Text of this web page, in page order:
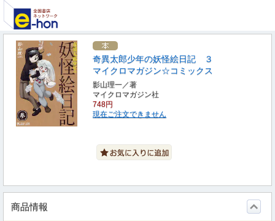
奇異太郎少年の妖怪絵日記 ３
マイクロマガジン☆コミックス
影山理一／著
マイクロマガジン社
748円
現在ご注文できません
商品情報